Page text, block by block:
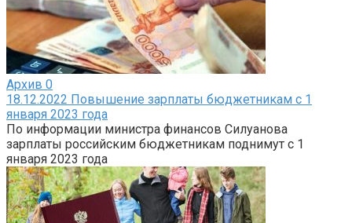
Архив 0
18.12.2022 Повышение зарплаты бюджетникам с 1
января 2023 года
По информации министра финансов Силуанова
зарплаты российским бюджетникам поднимут с 1
января 2023 года